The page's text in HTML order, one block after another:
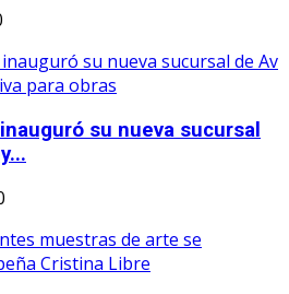
su nueva sucursal